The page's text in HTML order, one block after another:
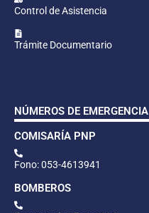
Control de Asistencia
Trámite Documentario
NÚMEROS DE EMERGENCIA
COMISARÍA PNP
Fono: 053-4613941
BOMBEROS